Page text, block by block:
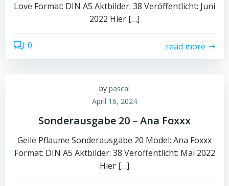
Love Format: DIN A5 Aktbilder: 38 Veröffentlicht: Juni
2022 Hier […]
0 read more
by pascal
April 16, 2024
Sonderausgabe 20 – Ana Foxxx
Geile Pflaume Sonderausgabe 20 Model: Ana Foxxx
Format: DIN A5 Aktbilder: 38 Veröffentlicht: Mai 2022
Hier […]